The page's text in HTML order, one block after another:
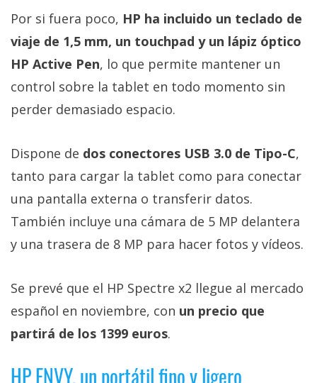
Por si fuera poco, HP ha incluido un teclado de
viaje de 1,5 mm, un touchpad y un lápiz óptico
HP Active Pen, lo que permite mantener un
control sobre la tablet en todo momento sin
perder demasiado espacio.
Dispone de dos conectores USB 3.0 de Tipo-C,
tanto para cargar la tablet como para conectar
una pantalla externa o transferir datos.
También incluye una cámara de 5 MP delantera
y una trasera de 8 MP para hacer fotos y vídeos.
Se prevé que el HP Spectre x2 llegue al mercado
español en noviembre, con un precio que
partirá de los 1399 euros.
HP ENVY, un portátil fino y ligero